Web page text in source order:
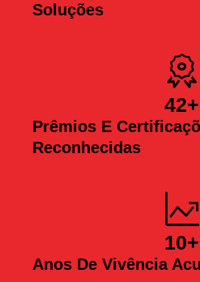
Soluções
Prêmios E
Reconhecidas
42+
Anos De Vivência
10+